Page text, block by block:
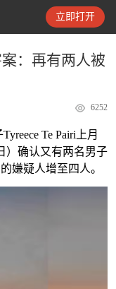
立即打开
：再有两人被
6252
Te Pairi上月
）确认又有两名男子
嫌疑人增至四人。